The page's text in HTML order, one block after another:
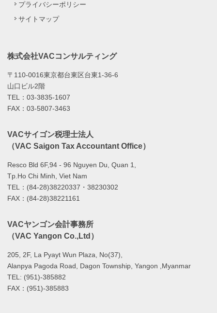
プライバシーポリシー
サイトマップ
株式会社VACコンサルティング
〒110-0016東京都台東区台東1-36-6
山口ビル2階
TEL：03-3835-1607
FAX：03-5807-3463
VACサイゴン税理士法人
（VAC Saigon Tax Accountant Office）
Resco Bld 6F,94 - 96 Nguyen Du, Quan 1,
Tp.Ho Chi Minh, Viet Nam
TEL：(84-28)38220337・38230302
FAX：(84-28)38221161
VACヤンゴン会計事務所
（VAC Yangon Co.,Ltd）
205, 2F, La Pyayt Wun Plaza, No(37),
Alanpya Pagoda Road, Dagon Township, Yangon ,Myanmar
TEL: (951)-385882
FAX：(951)-385883